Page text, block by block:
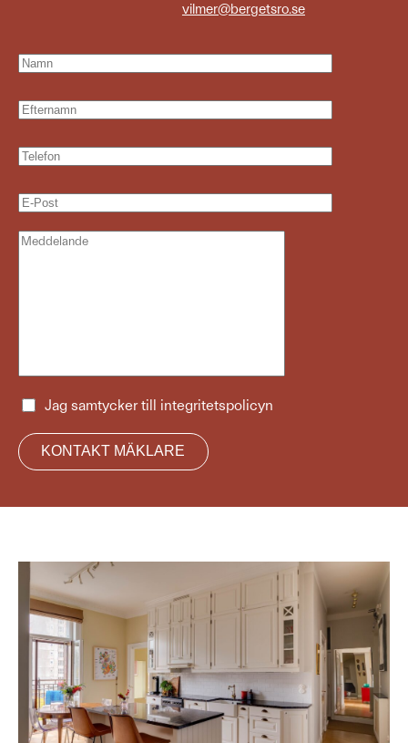
vilmer@bergetsro.se
Jag samtycker till integritetspolicyn